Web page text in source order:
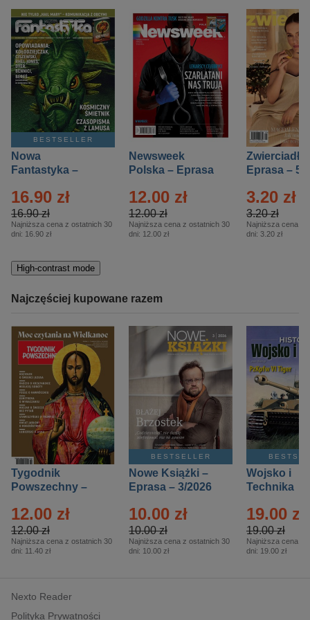
BESTSELLER
Nowa
Fantastyka –
16.90 zł
16.90 zł
Najniższa cena z ostatnich 30
dni: 16.90 zł
Newsweek
Polska – Eprasa
12.00 zł
12.00 zł
Najniższa cena z ostatnich 30
dni: 12.00 zł
Zwierciadło
Eprasa – 5/
3.20 zł
3.20 zł
Najniższa cena z
dni: 3.20 zł
High-contrast mode
Najczęściej kupowane razem
Tygodnik
Powszechny –
12.00 zł
12.00 zł
Najniższa cena z ostatnich 30
dni: 11.40 zł
BESTSELLER
Nowe Książki –
Eprasa – 3/2026
10.00 zł
10.00 zł
Najniższa cena z ostatnich 30
dni: 10.00 zł
Wojsko i
Technika
– 2/2026
19.00 zł
19.00 zł
Najniższa cena z
dni: 19.00 zł
Nexto Reader
Polityka Prywatności